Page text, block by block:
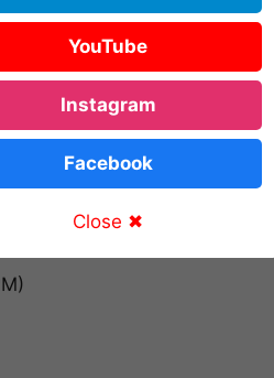
YouTube
Instagram
Facebook
Close ✖